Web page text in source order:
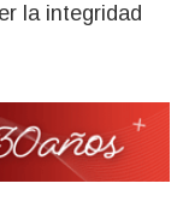
la integridad